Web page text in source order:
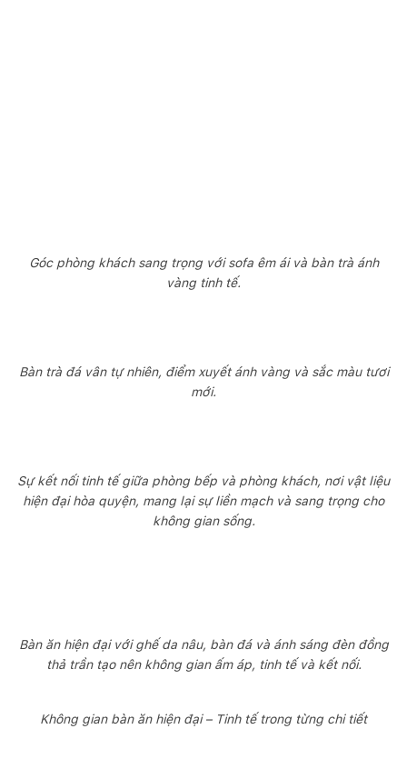
Góc phòng khách sang trọng với sofa êm ái và bàn trà ánh
vàng tinh tế.
Bàn trà đá vân tự nhiên, điểm xuyết ánh vàng và sắc màu tươi
mới.
Sự kết nối tinh tế giữa phòng bếp và phòng khách, nơi vật liệu
hiện đại hòa quyện, mang lại sự liền mạch và sang trọng cho
không gian sống.
Bàn ăn hiện đại với ghế da nâu, bàn đá và ánh sáng đèn đồng
thả trần tạo nên không gian ấm áp, tinh tế và kết nối.
Không gian bàn ăn hiện đại – Tinh tế trong từng chi tiết